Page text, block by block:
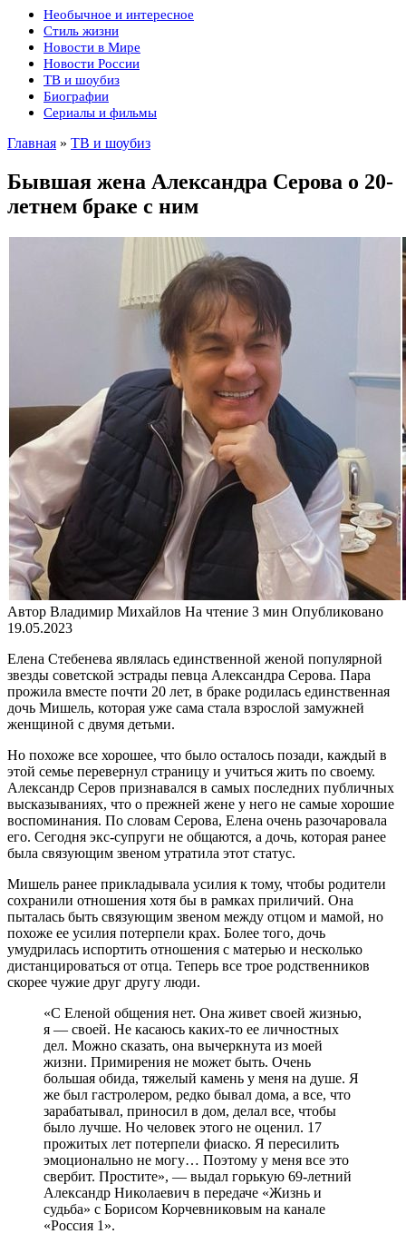
Необычное и интересное
Стиль жизни
Новости в Мире
Новости России
ТВ и шоубиз
Биографии
Сериалы и фильмы
Главная » ТВ и шоубиз
Бывшая жена Александра Серова о 20-
летнем браке с ним
Автор Владимир Михайлов На чтение 3 мин Опубликовано
19.05.2023
Елена Стебенева являлась единственной женой популярной
звезды советской эстрады певца Александра Серова. Пара
прожила вместе почти 20 лет, в браке родилась единственная
дочь Мишель, которая уже сама стала взрослой замужней
женщиной с двумя детьми.
Но похоже все хорошее, что было осталось позади, каждый в
этой семье перевернул страницу и учиться жить по своему.
Александр Серов признавался в самых последних публичных
высказываниях, что о прежней жене у него не самые хорошие
воспоминания. По словам Серова, Елена очень разочаровала
его. Сегодня экс-супруги не общаются, а дочь, которая ранее
была связующим звеном утратила этот статус.
Мишель ранее прикладывала усилия к тому, чтобы родители
сохранили отношения хотя бы в рамках приличий. Она
пыталась быть связующим звеном между отцом и мамой, но
похоже ее усилия потерпели крах. Более того, дочь
умудрилась испортить отношения с матерью и несколько
дистанцироваться от отца. Теперь все трое родственников
скорее чужие друг другу люди.
«С Еленой общения нет. Она живет своей жизнью,
я — своей. Не касаюсь каких-то ее личностных
дел. Можно сказать, она вычеркнута из моей
жизни. Примирения не может быть. Очень
большая обида, тяжелый камень у меня на душе. Я
же был гастролером, редко бывал дома, а все, что
зарабатывал, приносил в дом, делал все, чтобы
было лучше. Но человек этого не оценил. 17
прожитых лет потерпели фиаско. Я пересилить
эмоционально не могу… Поэтому у меня все это
свербит. Простите», — выдал горькую 69-летний
Александр Николаевич в передаче «Жизнь и
судьба» с Борисом Корчевниковым на канале
«Россия 1».